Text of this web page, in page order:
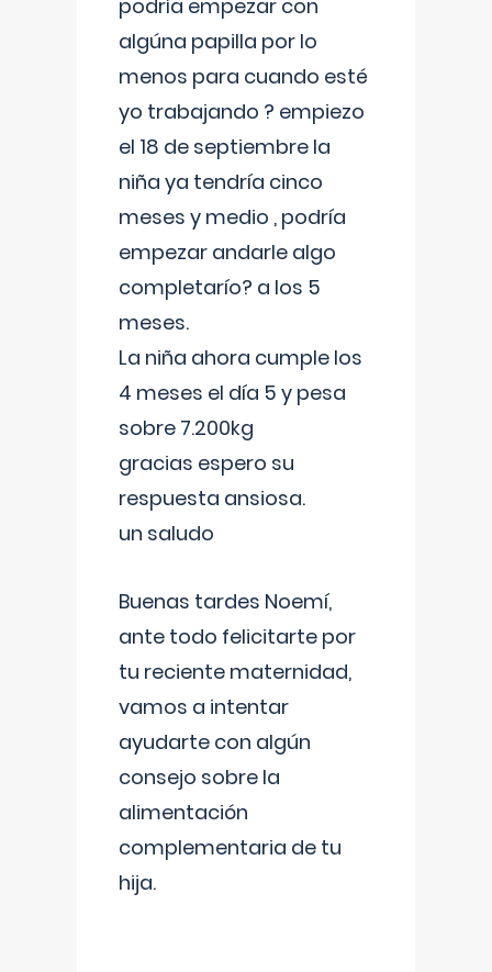
podría empezar con
algúna papilla por lo
menos para cuando esté
yo trabajando ? empiezo
el 18 de septiembre la
niña ya tendría cinco
meses y medio , podría
empezar andarle algo
completarío? a los 5
meses.
La niña ahora cumple los
4 meses el día 5 y pesa
sobre 7.200kg
gracias espero su
respuesta ansiosa.
un saludo
Buenas tardes Noemí,
ante todo felicitarte por
tu reciente maternidad,
vamos a intentar
ayudarte con algún
consejo sobre la
alimentación
complementaria de tu
hija.